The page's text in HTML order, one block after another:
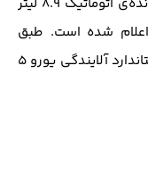
اعلام شده است. طبق
همچنین دارای استاندارد آلایندگی یورو ۵